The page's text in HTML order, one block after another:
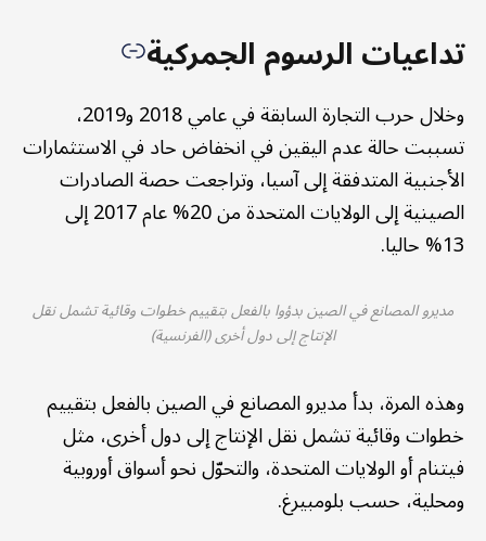
تداعيات الرسوم الجمركية
وخلال حرب التجارة السابقة في عامي 2018 و2019،
تسببت حالة عدم اليقين في انخفاض حاد في الاستثمارات
الأجنبية المتدفقة إلى آسيا، وتراجعت حصة الصادرات
الصينية إلى الولايات المتحدة من 20% عام 2017 إلى
13% حاليا.
مديرو المصانع في الصين بدؤوا بالفعل بتقييم خطوات وقائية تشمل نقل
الإنتاج إلى دول أخرى (الفرنسية)
وهذه المرة، بدأ مديرو المصانع في الصين بالفعل بتقييم
خطوات وقائية تشمل نقل الإنتاج إلى دول أخرى، مثل
فيتنام أو الولايات المتحدة، والتحوّل نحو أسواق أوروبية
ومحلية، حسب بلومبيرغ.